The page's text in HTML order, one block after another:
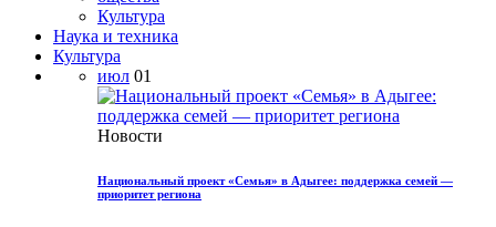
Культура
Наука и техника
Культура
июл 01
Новости
Национальный проект «Семья» в Адыгее: поддержка семей —
приоритет региона